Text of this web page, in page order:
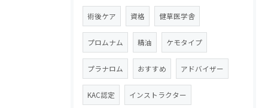
術後ケア 資格 健草医学舎
プロムナム 精油 ケモタイプ
プラナロム おすすめ アドバイザー
KAC認定 インストラクター